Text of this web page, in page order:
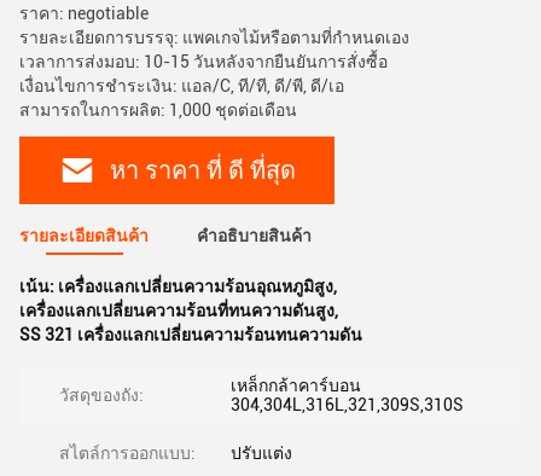
ราคา: negotiable
รายละเอียดการบรรจุ: แพคเกจไม้หรือตามที่กำหนดเอง
เวลาการส่งมอบ: 10-15 วันหลังจากยืนยันการสั่งซื้อ
เงื่อนไขการชำระเงิน: แอล/C, ที/ที, ดี/พี, ดี/เอ
สามารถในการผลิต: 1,000 ชุดต่อเดือน
หา ราคา ที่ ดี ที่สุด
รายละเอียดสินค้า คําอธิบายสินค้า
เน้น: เครื่องแลกเปลี่ยนความร้อนอุณหภูมิสูง,
เครื่องแลกเปลี่ยนความร้อนที่ทนความดันสูง,
SS 321 เครื่องแลกเปลี่ยนความร้อนทนความดัน
วัสดุของถัง:
เหล็กกล้าคาร์บอน
304,304L,316L,321,309S,310S
สไตล์การออกแบบ: ปรับแต่ง